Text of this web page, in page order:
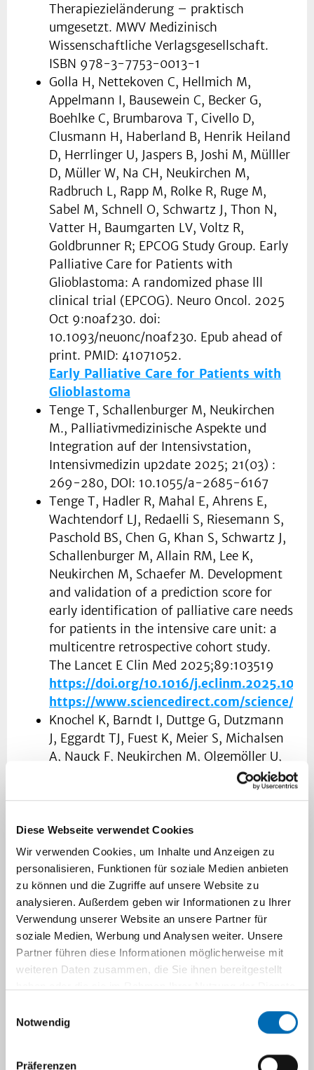
Diese Webseite verwendet Cookies
Wir verwenden Cookies, um Inhalte und Anzeigen zu
personalisieren, Funktionen für soziale Medien anbieten
zu können und die Zugriffe auf unsere Website zu
analysieren. Außerdem geben wir Informationen zu Ihrer
Verwendung unserer Website an unsere Partner für
soziale Medien, Werbung und Analysen weiter. Unsere
Partner führen diese Informationen möglicherweise mit
weiteren Daten zusammen, die Sie ihnen bereitgestellt
Notwendig
Präferenzen
Therapiezieländerung – praktisch
umgesetzt. MWV Medizinisch
Wissenschaftliche Verlagsgesellschaft.
ISBN 978-3-7753-0013-1
Golla H, Nettekoven C, Hellmich M,
Appelmann I, Bausewein C, Becker G,
Boehlke C, Brumbarova T, Civello D,
Clusmann H, Haberland B, Henrik Heiland
D, Herrlinger U, Jaspers B, Joshi M, Mülller
D, Müller W, Na CH, Neukirchen M,
Radbruch L, Rapp M, Rolke R, Ruge M,
Sabel M, Schnell O, Schwartz J, Thon N,
Vatter H, Baumgarten LV, Voltz R,
Goldbrunner R; EPCOG Study Group. Early
Palliative Care for Patients with
Glioblastoma: A randomized phase lll
clinical trial (EPCOG). Neuro Oncol. 2025
Oct 9:noaf230. doi:
10.1093/neuonc/noaf230. Epub ahead of
print. PMID: 41071052.
Early Palliative Care for Patients with
Glioblastoma
Tenge T, Schallenburger M, Neukirchen
M., Palliativmedizinische Aspekte und
Integration auf der Intensivstation,
Intensivmedizin up2date 2025; 21(03) :
269-280, DOI: 10.1055/a-2685-6167
Tenge T, Hadler R, Mahal E, Ahrens E,
Wachtendorf LJ, Redaelli S, Riesemann S,
Paschold BS, Chen G, Khan S, Schwartz J,
Schallenburger M, Allain RM, Lee K,
Neukirchen M, Schaefer M. Development
and validation of a prediction score for
early identification of palliative care needs
for patients in the intensive care unit: a
multicentre retrospective cohort study.
The Lancet E Clin Med 2025;89:103519
https://doi.org/10.1016/
https://www.sciencedirect.com/science/
Knochel K, Barndt I, Duttge G, Dutzmann
J, Eggardt TJ, Fuest K, Meier S, Michalsen
A, Nauck F, Neukirchen M, Olgemöller U,
Riegel R, Schallenburger M, Supady A,
Jöbges S. Behandlung und Begleitung von
Intensivstation: Therapiemaßnahmen und
Begleitung am Lebensende : Eine
Handlungsempfehlung der Sektion Ethik
der DIVI und der Deutschen Gesellschaft
für Palliativmedizin [Treatment and
support for adults at the end of life in
intensive care. A recommendation by the
Ethics Section of DIVI and the German
Society for Palliative Medicine. : Part 2:
Therapeutic measures and support at the
end of life in intensive care]. Med Klin
Intensivmed Notfmed. 2025 Aug 29.
01330-4. Epub ahead of print. PMID: